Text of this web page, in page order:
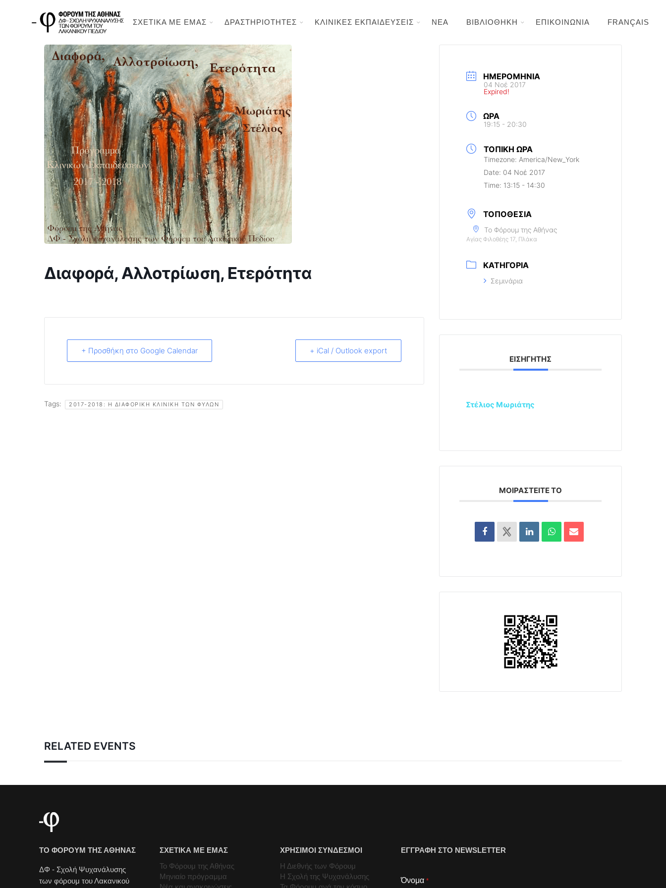
ΣΧΕΤΙΚΑ ΜΕ ΕΜΑΣ ΔΡΑΣΤΗΡΙΟΤΗΤΕΣ ΚΛΙΝΙΚΕΣ ΕΚΠΑΙΔΕΥΣΕΙΣ ΝΕΑ ΒΙΒΛΙΟΘΗΚΗ ΕΠΙΚΟΙΝΩΝΙΑ FRANÇAIS
Διαφορά, Αλλοτρίωση, Ετερότητα
+ Προσθήκη στο Google Calendar + iCal / Outlook export
Tags: 2017-2018: Η ΔΙΑΦΟΡΙΚΉ ΚΛΙΝΙΚΉ ΤΩΝ ΦΎΛΩΝ
ΗΜΕΡΟΜΗΝΊΑ
04 Νοέ 2017
Expired!
ΏΡΑ
19:15 - 20:30
ΤΟΠΙΚΉ ΏΡΑ
Timezone: America/New_York
Date: 04 Νοέ 2017
Time: 13:15 - 14:30
ΤΟΠΟΘΕΣΊΑ
Το Φόρουμ της Αθήνας
Αγίας Φιλοθέης 17, Πλάκα
ΚΑΤΗΓΟΡΊΑ
Σεμινάρια
ΕΙΣΗΓΗΤΉΣ
Στέλιος Μωριάτης
ΜΟΙΡΑΣΤΕΊΤΕ ΤΟ
RELATED EVENTS
ΤΟ ΦΟΡΟΥΜ ΤΗΣ ΑΘΗΝΑΣ
ΔΦ - Σχολή Ψυχανάλυσης
των φόρουμ του Λακανικού
ΣΧΕΤΙΚΑ ΜΕ ΕΜΑΣ
Το Φόρουμ της Αθήνας
Μηνιαίο πρόγραμμα
ΧΡΗΣΙΜΟΙ ΣΥΝΔΕΣΜΟΙ
Η Διεθνής των Φόρουμ
Η Σχολή της Ψυχανάλυσης
ΕΓΓΡΑΦΗ ΣΤΟ NEWSLETTER
Όνομα *